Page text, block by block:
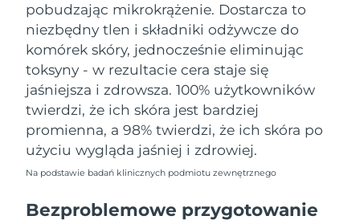
pobudzając mikrokrążenie. Dostarcza to
niezbędny tlen i składniki odżywcze do
komórek skóry, jednocześnie eliminując
toksyny - w rezultacie cera staje się
jaśniejsza i zdrowsza. 100% użytkowników
twierdzi, że ich skóra jest bardziej
promienna, a 98% twierdzi, że ich skóra po
użyciu wygląda jaśniej i zdrowiej.
Na podstawie badań klinicznych podmiotu zewnętrznego
Bezproblemowe przygotowanie
Turcja
Oczekiwany czas dostawy
8/12/26
Zjednoczone Emiraty
Arabskie
Oczekiwany czas dostawy
Wielka Brytania
Oczekiwany czas dostawy
8/11/26
Stany Zjednoczone
Oczekiwany czas dostawy